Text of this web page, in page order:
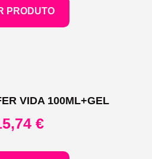
PRODUTO
VIDA 100ML+GEL
€